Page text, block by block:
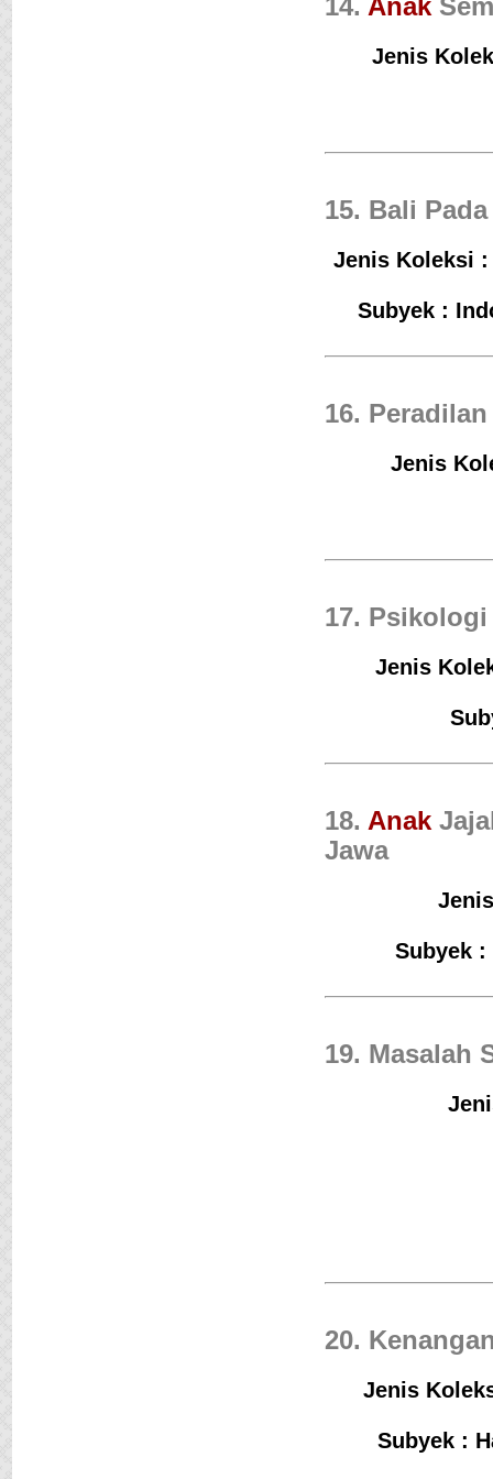
14. Anak
Jenis
15. Bali
Jenis Koleksi
Subyek :
16. Peradilan
Jenis
17. Psikologi
Jenis
18. Anak
Jawa
Subyek :
19. Masalah
20.
Jenis
Subyek :